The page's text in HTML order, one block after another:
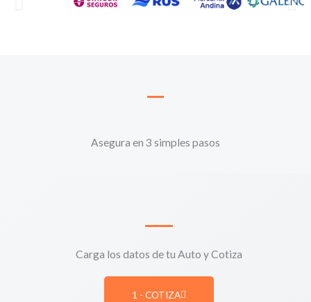
Asegura en 3 simples pasos
Carga los datos de tu Auto y Cotiza
1 - COTIZA